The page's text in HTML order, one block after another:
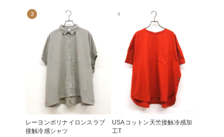
3
レーヨンポリナイロンスラブ
接触冷感シャツ
4
USAコットン天竺接触冷感加
工T